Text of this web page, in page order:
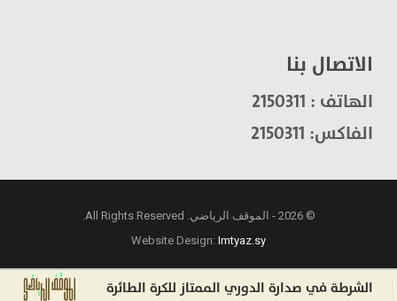
الاتصال بنا
الهاتف : 2150311
الفاكس: 2150311
© 2026 - الموقف الرياضي. All Rights Reserved.
Website Design:Imtyaz.sy
في صدارة الدوري الممتاز للكرة الطائرة